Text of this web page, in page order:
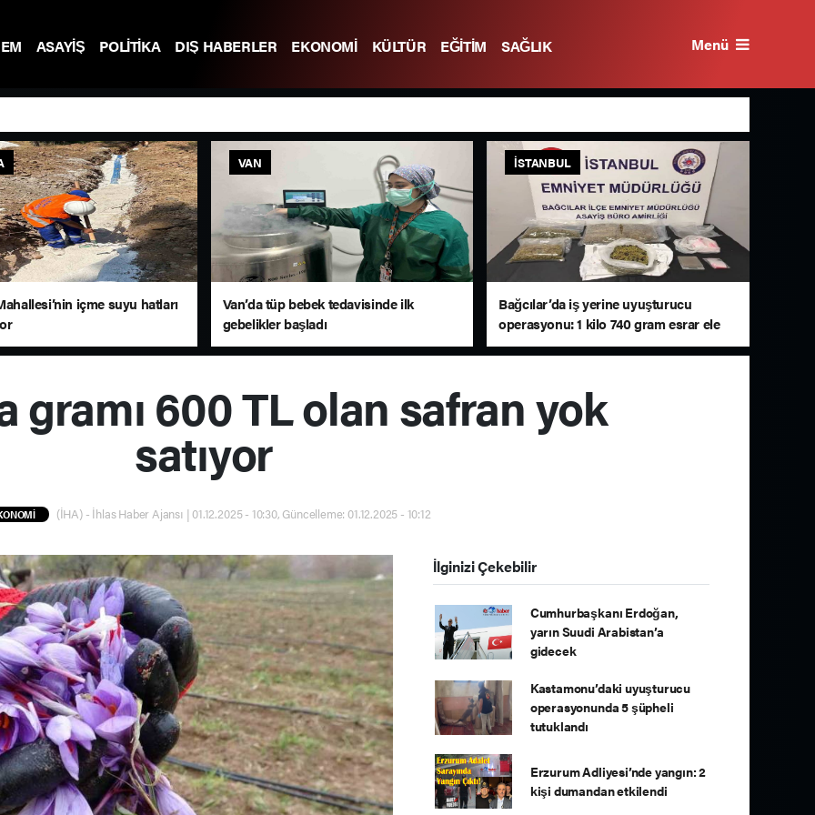
ASAYİŞ POLİTİKA DIŞ HABERLER EKONOMİ KÜLTÜR EĞİTİM SAĞLIK Menü
içme suyu hatları
VAN
Van’da tüp bebek tedavisinde ilk
gebelikler başladı
İSTANBUL
Bağcılar’da iş yerine uyuşturucu
operasyonu: 1 kilo 740 gram esrar ele
geçirildi
gramı 600 TL olan safran yok
satıyor
(İHA) - İhlas Haber Ajansı | 01.12.2025 - 10:30, Güncelleme: 01.12.2025 - 10:12
İlginizi Çekebilir
Cumhurbaşkanı Erdoğan,
yarın Suudi Arabistan’a
gidecek
Kastamonu’daki uyuşturucu
operasyonunda 5 şüpheli
tutuklandı
Erzurum Adliyesi’nde yangın: 2
kişi dumandan etkilendi